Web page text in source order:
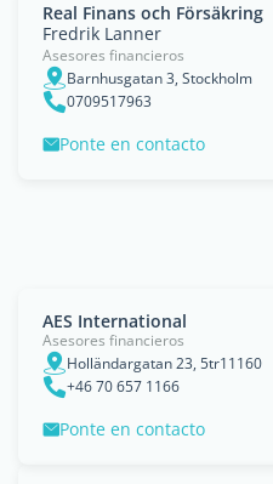
Real Finans och Försäkring
Fredrik Lanner
Asesores financieros
Barnhusgatan 3, Stockholm
0709517963
Ponte en contacto
AES International
Asesores financieros
Holländargatan 23, 5tr11160
+46 70 657 1166
Ponte en contacto